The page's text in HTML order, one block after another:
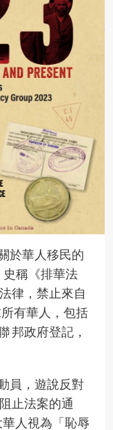
於華人移民的
稱《排華法
律，禁止來自
有華人，包括
邦政府登記，
員，遊說反對
止法案的通
人視為「恥辱